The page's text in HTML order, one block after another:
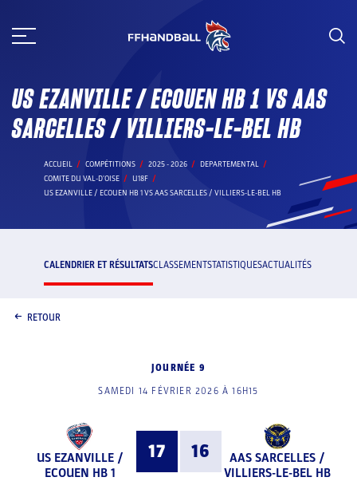
au
US EZANVILLE / ECOUEN HB 1 VS AAS
SARCELLES / VILLIERS-LE-BEL HB
ACCUEIL COMPÉTITIONS 2025 - 2026
DEPARTEMENTAL
COMITE DU VAL-D'OISE
U18F
US EZANVILLE / ECOUEN HB 1 VS AAS SARCELLES / VILLIERS-LE-BEL HB
CALENDRIER ET RÉSULTATSCLASSEMENTSTATISTIQUESACTUALITÉS
RETOUR
JOURNÉE 9
SAMEDI 14 FÉVRIER 2026 À 16H15
US EZANVILLE /
ECOUEN HB 1
17 16
AAS SARCELLES /
VILLIERS-LE-BEL HB